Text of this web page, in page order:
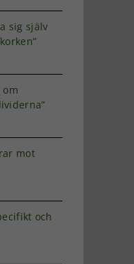
sig själv
mot
och